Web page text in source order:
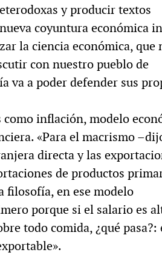
y producir textos
coyuntura económica
la ciencia económica, que
con nuestro pueblo de
va a poder defender sus
inflación, modelo
«Para el macrismo
directa y las
de productos
filosofía, en ese modelo
porque si el salario es
todo comida, ¿qué pasa?: